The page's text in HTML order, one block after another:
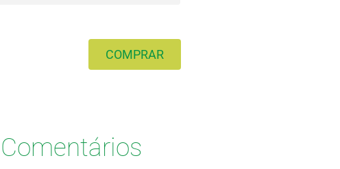
COMPRAR
Comentários